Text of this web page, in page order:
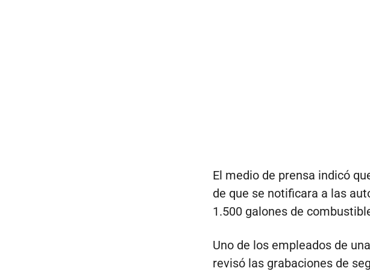
El medio de prensa indicó
de que se notificara a las
1.500 galones de
Uno de los empleados de
revisó las grabaciones de